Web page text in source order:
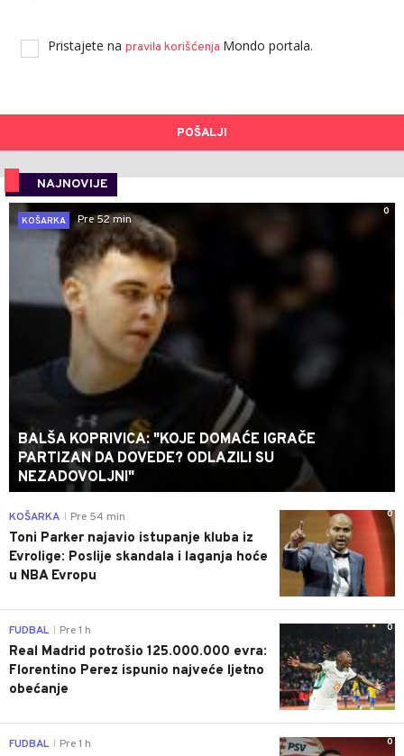
Pristajete na pravila korišćenja Mondo portala.
POŠALJI
NAJNOVIJE
0
KOŠARKA
Pre 52 min
BALŠA KOPRIVICA: "KOJE DOMAĆE IGRAČE
PARTIZAN DA DOVEDE? ODLAZILI SU
NEZADOVOLJNI"
0
KOŠARKA Pre 54 min
Toni Parker najavio istupanje kluba iz
Evrolige: Poslije skandala i laganja hoće
u NBA Evropu
0
FUDBAL Pre 1 h
Real Madrid potrošio 125.000.000 evra:
Florentino Perez ispunio najveće ljetno
obećanje
0
FUDBAL Pre 1 h